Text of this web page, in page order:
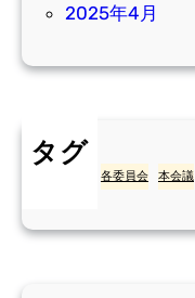
2025年4月
タグ
各委員会 本会議